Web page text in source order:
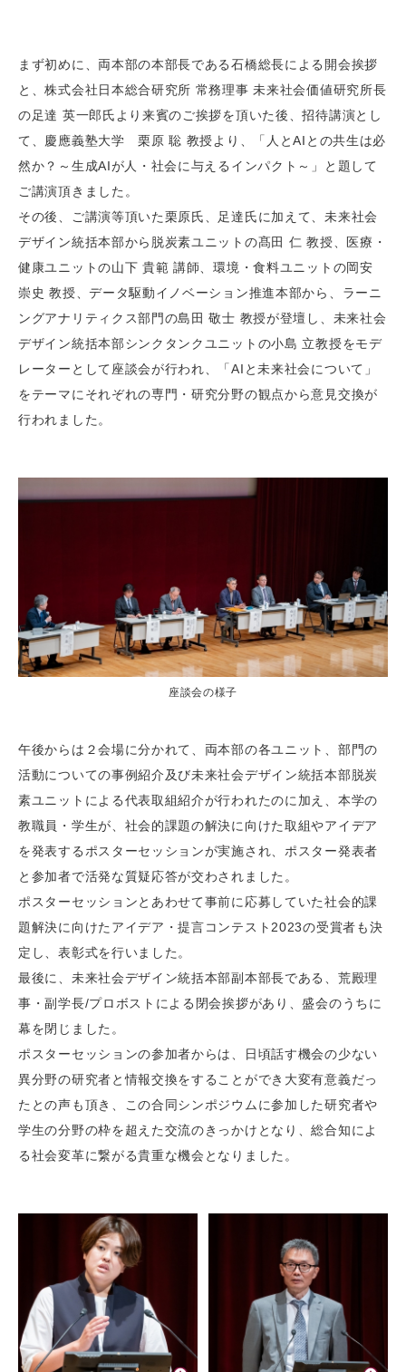
まず初めに、両本部の本部長である石橋総長による開会挨拶
と、株式会社日本総合研究所 常務理事 未来社会価値研究所長
の足達 英一郎氏より来賓のご挨拶を頂いた後、招待講演とし
て、慶應義塾大学 栗原 聡 教授より、「人とAIとの共生は必
然か？～生成AIが人・社会に与えるインパクト～」と題して
ご講演頂きました。
その後、ご講演等頂いた栗原氏、足達氏に加えて、未来社会
デザイン統括本部から脱炭素ユニットの髙田 仁 教授、医療・
健康ユニットの山下 貴範 講師、環境・食料ユニットの岡安
崇史 教授、データ駆動イノベーション推進本部から、ラーニ
ングアナリティクス部門の島田 敬士 教授が登壇し、未来社会
デザイン統括本部シンクタンクユニットの小島 立教授をモデ
レーターとして座談会が行われ、「AIと未来社会について」
をテーマにそれぞれの専門・研究分野の観点から意見交換が
行われました。
座談会の様子
午後からは２会場に分かれて、両本部の各ユニット、部門の
活動についての事例紹介及び未来社会デザイン統括本部脱炭
素ユニットによる代表取組紹介が行われたのに加え、本学の
教職員・学生が、社会的課題の解決に向けた取組やアイデア
を発表するポスターセッションが実施され、ポスター発表者
と参加者で活発な質疑応答が交わされました。
ポスターセッションとあわせて事前に応募していた社会的課
題解決に向けたアイデア・提言コンテスト2023の受賞者も決
定し、表彰式を行いました。
最後に、未来社会デザイン統括本部副本部長である、荒殿理
事・副学長/プロボストによる閉会挨拶があり、盛会のうちに
幕を閉じました。
ポスターセッションの参加者からは、日頃話す機会の少ない
異分野の研究者と情報交換をすることができ大変有意義だっ
たとの声も頂き、この合同シンポジウムに参加した研究者や
学生の分野の枠を超えた交流のきっかけとなり、総合知によ
る社会変革に繋がる貴重な機会となりました。